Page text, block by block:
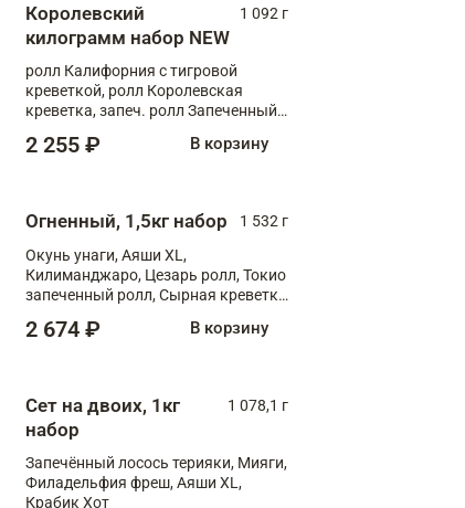
Королевский
килограмм набор NEW
1 092 г
ролл Калифорния с тигровой
креветкой, ролл Королевская
креветка, запеч. ролл Запеченный
XL, запеч. ролл Крабик Хот
2 255 ₽ В корзину
Огненный, 1,5кг набор
1 532 г
Окунь унаги, Аяши XL,
Килиманджаро, Цезарь ролл, Токио
запеченный ролл, Сырная креветка
2 674 ₽ В корзину
Сет на двоих, 1кг
набор
1 078,1 г
Запечённый лосось терияки, Мияги,
Филадельфия фреш, Аяши XL,
Крабик Хот